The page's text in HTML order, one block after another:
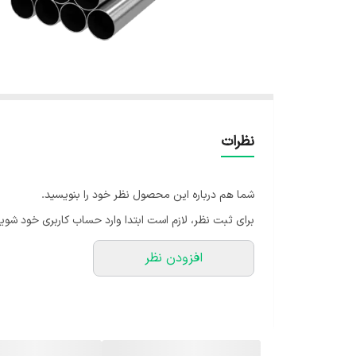
نظرات
شما هم درباره این محصول نظر خود را بنویسید.
برای ثبت نظر، لازم است ابتدا وارد حساب کاربری خود
افزودن نظر